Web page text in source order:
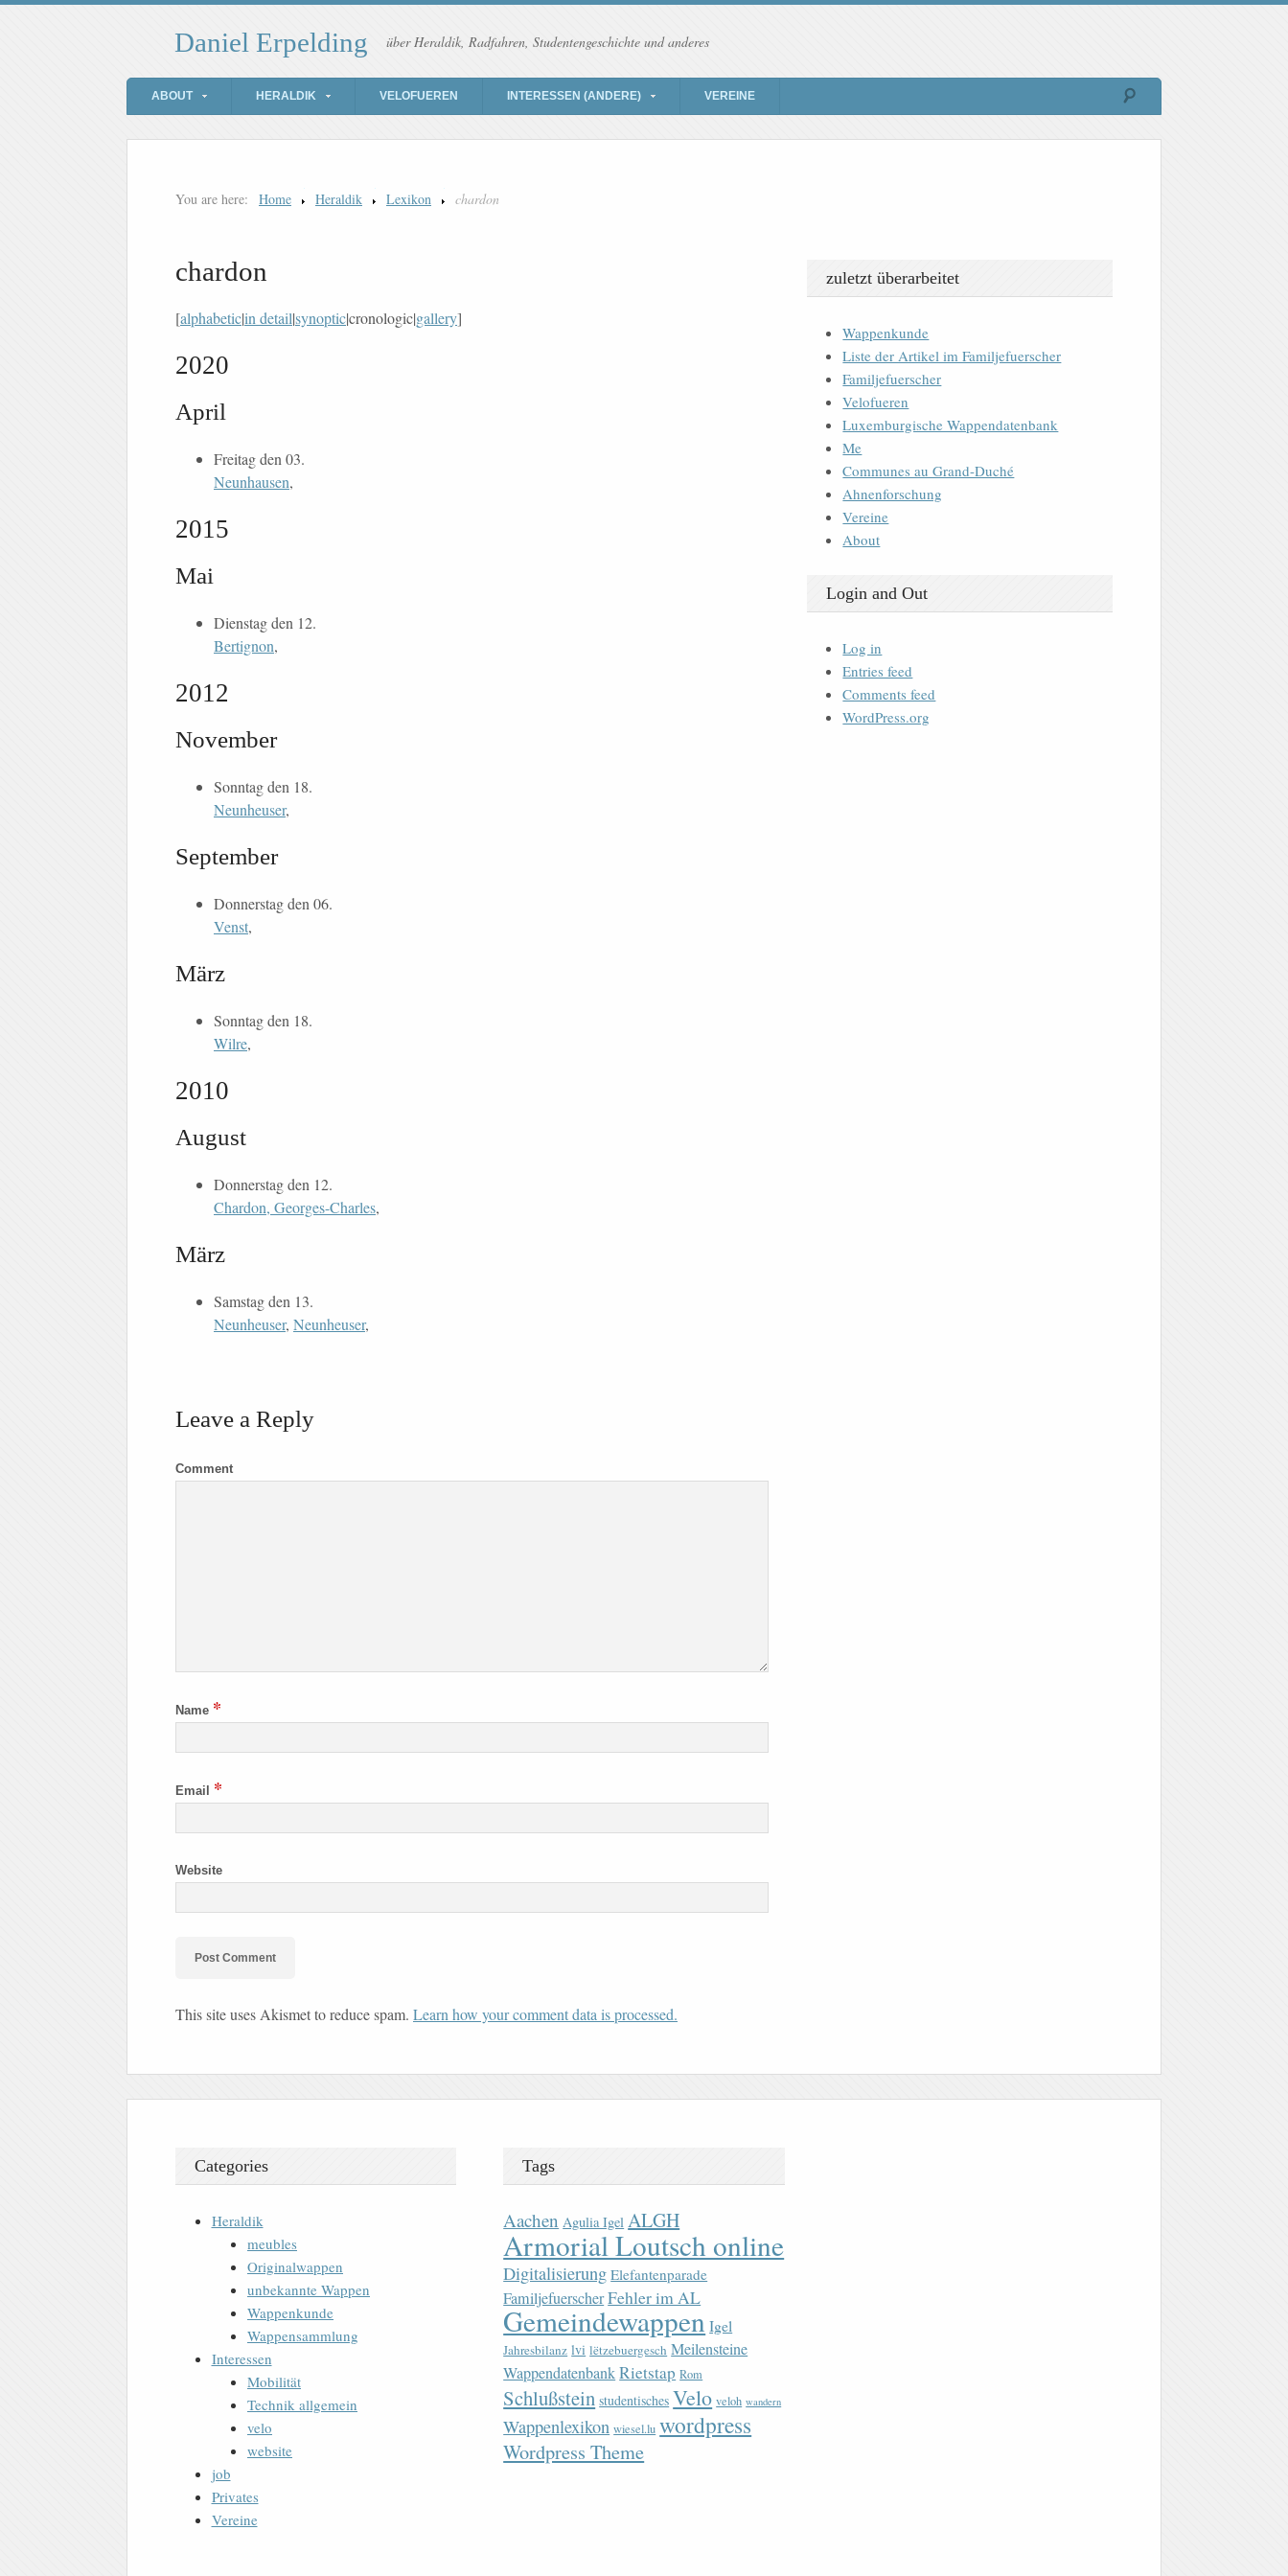
Daniel Erpelding über Heraldik, Radfahren, Studentengeschichte und anderes
ABOUT HERALDIK VELOFUEREN INTERESSEN (ANDERE) VEREINE
You are here: Home Heraldik Lexikon chardon
chardon
[alphabetic|in detail|synoptic|cronologic|gallery]
2020
April
Freitag den 03.
Neunhausen,
2015
Mai
Dienstag den 12.
Bertignon,
2012
November
Sonntag den 18.
Neunheuser,
September
Donnerstag den 06.
Venst,
März
Sonntag den 18.
Wilre,
2010
August
Donnerstag den 12.
Chardon, Georges-Charles,
März
Samstag den 13.
Neunheuser, Neunheuser,
Leave a Reply
Comment
Name *
Email *
Website
This site uses Akismet to reduce spam. Learn how your comment data is processed.
zuletzt überarbeitet
Wappenkunde
Liste der Artikel im Familjefuerscher
Familjefuerscher
Velofueren
Luxemburgische Wappendatenbank
Me
Communes au Grand-Duché
Ahnenforschung
Vereine
About
Login and Out
Log in
Entries feed
Comments feed
WordPress.org
Categories
Heraldik
meubles
Originalwappen
unbekannte Wappen
Wappenkunde
Wappensammlung
Interessen
Mobilität
Technik allgemein
velo
website
job
Privates
Vereine
Tags
Aachen Agulia Igel ALGH
Armorial Loutsch online
Digitalisierung Elefantenparade
FamiljefuerscherFehler im AL
Gemeindewappen Igel
Jahresbilanz lvi lëtzebuergesch Meilensteine
WappendatenbankRietstap Rom
Schlußstein studentisches Velo veloh wandern
Wappenlexikon wiesel.lu wordpress
Wordpress Theme